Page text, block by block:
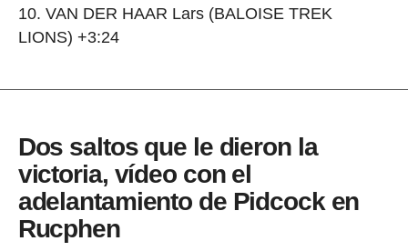
VAN DER HAAR Lars (BALOISE TREK
LIONS) +3:24
Dos saltos que le dieron la
victoria, vídeo con el
adelantamiento de Pidcock en
Rucphen